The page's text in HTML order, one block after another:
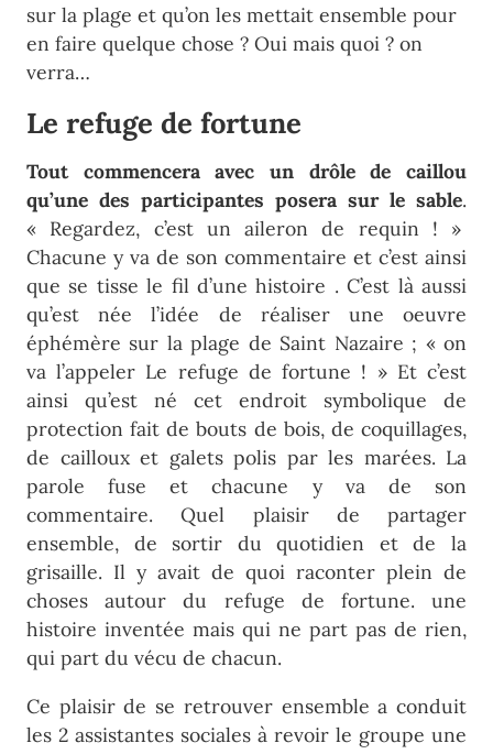
sur la plage et qu’on les mettait ensemble pour
en faire quelque chose ? Oui mais quoi ? on
verra…
Le refuge de fortune
Tout commencera avec un drôle de caillou
qu’une des participantes posera sur le sable.
« Regardez, c’est un aileron de requin ! »
Chacune y va de son commentaire et c’est ainsi
que se tisse le fil d’une histoire . C’est là aussi
qu’est née l’idée de réaliser une oeuvre
éphémère sur la plage de Saint Nazaire ; « on
va l’appeler Le refuge de fortune ! » Et c’est
ainsi qu’est né cet endroit symbolique de
protection fait de bouts de bois, de coquillages,
de cailloux et galets polis par les marées. La
parole fuse et chacune y va de son
commentaire. Quel plaisir de partager
ensemble, de sortir du quotidien et de la
grisaille. Il y avait de quoi raconter plein de
choses autour du refuge de fortune. une
histoire inventée mais qui ne part pas de rien,
qui part du vécu de chacun.
Ce plaisir de se retrouver ensemble a conduit
les 2 assistantes sociales à revoir le groupe une